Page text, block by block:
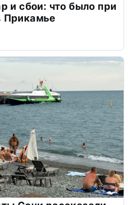
и сбои: что было при